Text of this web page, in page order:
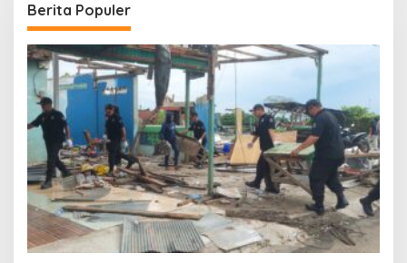
Berita Populer